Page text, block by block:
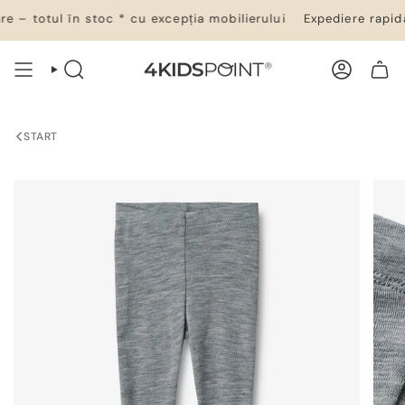
la
conținut
– totul în stoc * cu excepția mobilierului Expediere
CĂUTARE CONT
START